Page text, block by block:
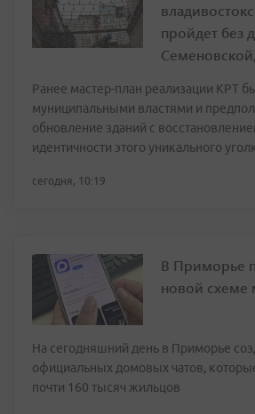
пройдет без
Ранее мастер-план реализации КРТ
муниципальными властями и
обновление зданий с
идентичности этого уникального
сегодня, 10:19
В Приморье
новой
На сегодняшний день в Приморье
официальных домовых чатов,
почти 160 тысяч жильцов